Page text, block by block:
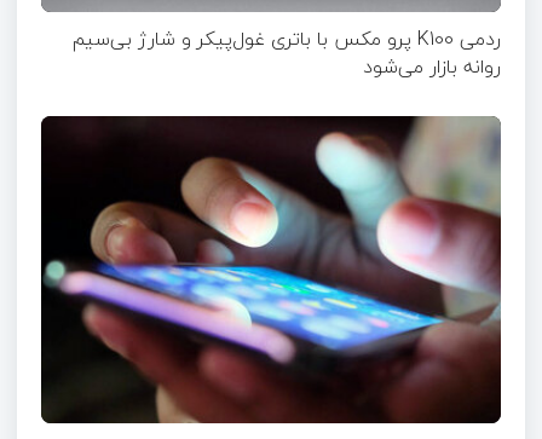
ردمی K100 پرو مکس با باتری غول‌پیکر و شارژ بی‌سیم
روانه بازار می‌شود